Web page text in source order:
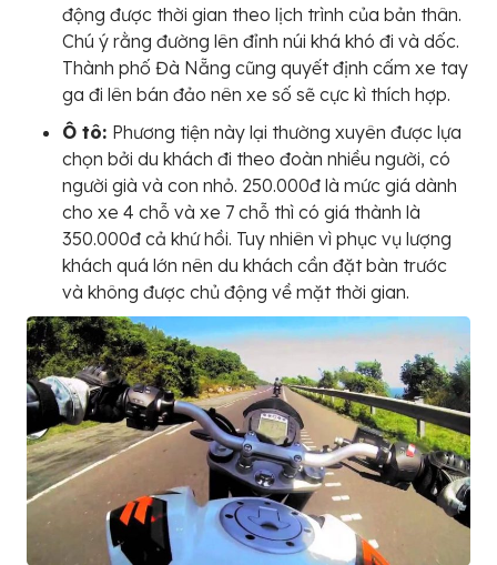
động được thời gian theo lịch trình của bản thân.
Chú ý rằng đường lên đỉnh núi khá khó đi và dốc.
Thành phố Đà Nẵng cũng quyết định cấm xe tay
ga đi lên bán đảo nên xe số sẽ cực kì thích hợp.
Ô tô: Phương tiện này lại thường xuyên được lựa
chọn bởi du khách đi theo đoàn nhiều người, có
người già và con nhỏ. 250.000đ là mức giá dành
cho xe 4 chỗ và xe 7 chỗ thì có giá thành là
350.000đ cả khứ hồi. Tuy nhiên vì phục vụ lượng
khách quá lớn nên du khách cần đặt bàn trước
và không được chủ động về mặt thời gian.